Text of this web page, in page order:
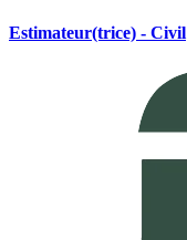
Estimateur(trice) - Civil